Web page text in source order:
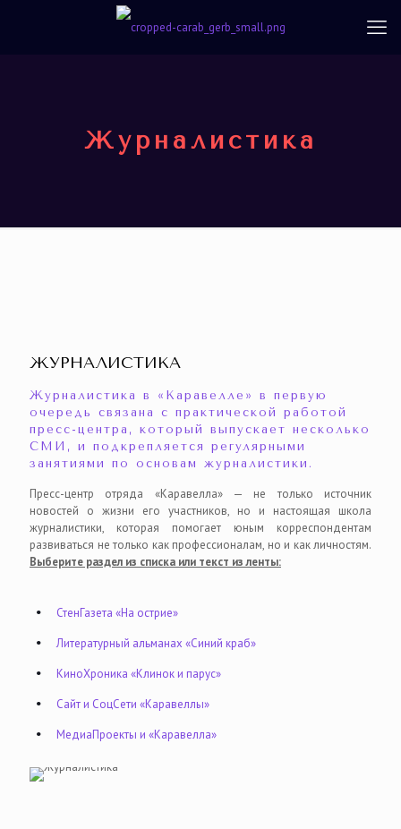
Журналистика
ЖУРНАЛИСТИКА
Журналистика в «Каравелле» в первую
очередь связана с практической работой
пресс-центра, который выпускает несколько
СМИ, и подкрепляется регулярными
занятиями по основам журналистики.
Пресс-центр отряда «Каравелла» — не только источник
новостей о жизни его участников, но и настоящая школа
журналистики, которая помогает юным корреспондентам
развиваться не только как профессионалам, но и как личностям.
Выберите раздел из списка или текст из ленты:
СтенГазета «На острие»
Литературный альманах «Синий краб»
КиноХроника «Клинок и парус»
Сайт и СоцСети «Каравеллы»
МедиаПроекты и «Каравелла»